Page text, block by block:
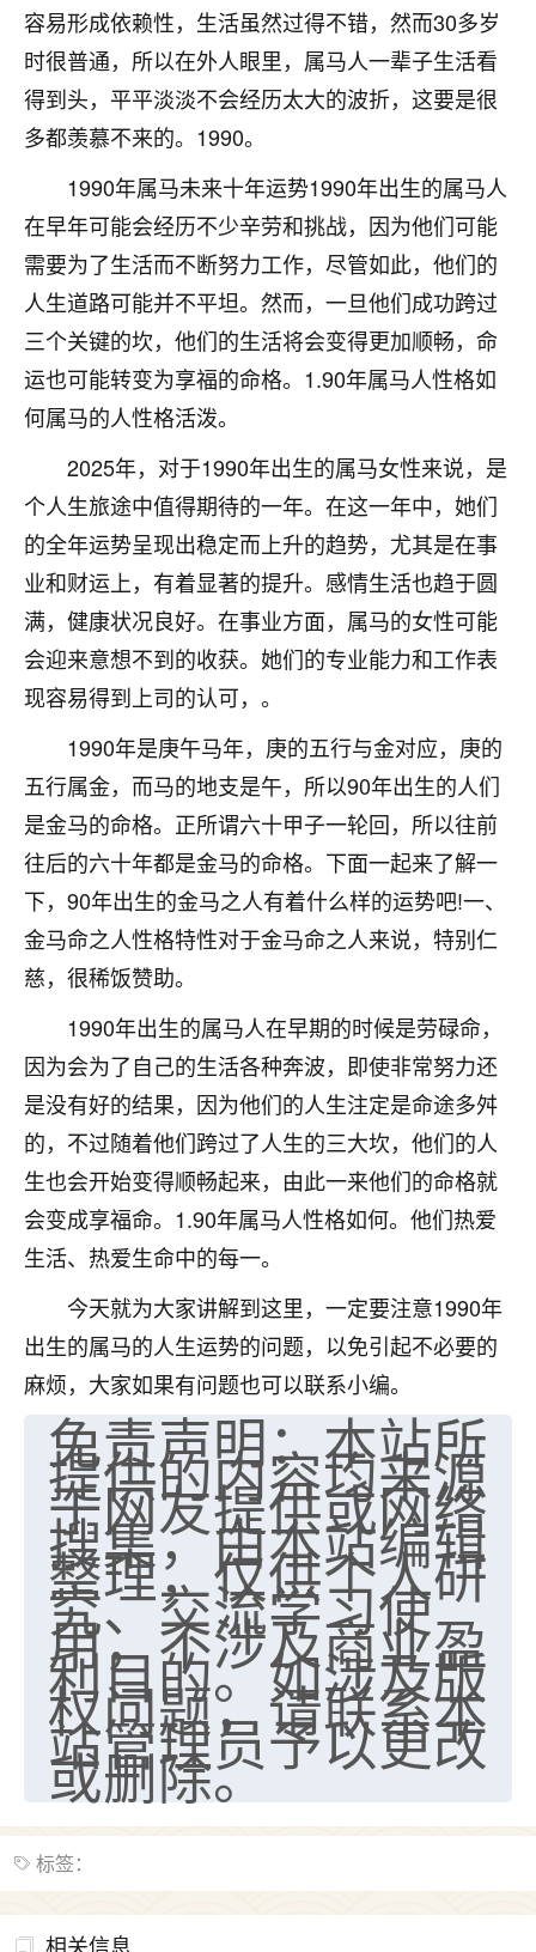
容易形成依赖性，生活虽然过得不错，然而30多岁
时很普通，所以在外人眼里，属马人一辈子生活看
得到头，平平淡淡不会经历太大的波折，这要是很
多都羡慕不来的。1990。
1990年属马未来十年运势1990年出生的属马人
在早年可能会经历不少辛劳和挑战，因为他们可能
需要为了生活而不断努力工作，尽管如此，他们的
人生道路可能并不平坦。然而，一旦他们成功跨过
三个关键的坎，他们的生活将会变得更加顺畅，命
运也可能转变为享福的命格。1.90年属马人性格如
何属马的人性格活泼。
2025年，对于1990年出生的属马女性来说，是
个人生旅途中值得期待的一年。在这一年中，她们
的全年运势呈现出稳定而上升的趋势，尤其是在事
业和财运上，有着显著的提升。感情生活也趋于圆
满，健康状况良好。在事业方面，属马的女性可能
会迎来意想不到的收获。她们的专业能力和工作表
现容易得到上司的认可，。
1990年是庚午马年，庚的五行与金对应，庚的
五行属金，而马的地支是午，所以90年出生的人们
是金马的命格。正所谓六十甲子一轮回，所以往前
往后的六十年都是金马的命格。下面一起来了解一
下，90年出生的金马之人有着什么样的运势吧!一、
金马命之人性格特性对于金马命之人来说，特别仁
慈，很稀饭赞助。
1990年出生的属马人在早期的时候是劳碌命，
因为会为了自己的生活各种奔波，即使非常努力还
是没有好的结果，因为他们的人生注定是命途多舛
的，不过随着他们跨过了人生的三大坎，他们的人
生也会开始变得顺畅起来，由此一来他们的命格就
会变成享福命。1.90年属马人性格如何。他们热爱
生活、热爱生命中的每一。
今天就为大家讲解到这里，一定要注意1990年
出生的属马的人生运势的问题，以免引起不必要的
麻烦，大家如果有问题也可以联系小编。
免责声明：本站所
提供的内容均来源
于网友提供或网络
搜集，由本站编辑
整理，仅供个人研
究、交流学习使
用，不涉及商业盈
利目的。如涉及版
权问题，请联系本
站管理员予以更改
或删除。
标签：
相关信息
12小时前 来自北京 32
心心相印
我身体不太好，总是病病殃殃的，去检查又没什么大
问题，反正就是不舒服。中医西医看遍了，找不到问
题，后来无意中看到有人推荐慧来老师，跟老师聊过
之后，心情豁然开朗，也听老师建议，处理了一些因
果问题。今年以来，身体比以前好多，主要是心情好
了，老师说境随心转，现在深有体会了。
鹿森：是的，其实跟老师聊过之后，最大的感
触，首先就是心态会变好，万般皆是命，半点
不由人！
1天前 来自四川
金白水清
我也想找老师看看，有没有人给个联系方式的啊？
鹿森 ：慧来老师微信：gjsy0624
1天前 来自江西 12
青春168
我也想要，我也想要！
2天前 来自山西 15
Jessica李
老师做不做超度法事？我想给我奶奶做超度，她今年
刚去世了。
七零老顽童：我母亲前年离世，刚开始我经常
做梦梦见她，后来也是朋友介绍，找到慧来老
师，安排了超度法事，做梦再也没有梦到过
了，一开始是半信半疑的，图个心安，给亡母
超度，现在看来，人不信也不行。
2天前 来自云南 11
优秀的张同学
老师收徒吗？？我对这些很感兴趣
2天前 来自山西 15